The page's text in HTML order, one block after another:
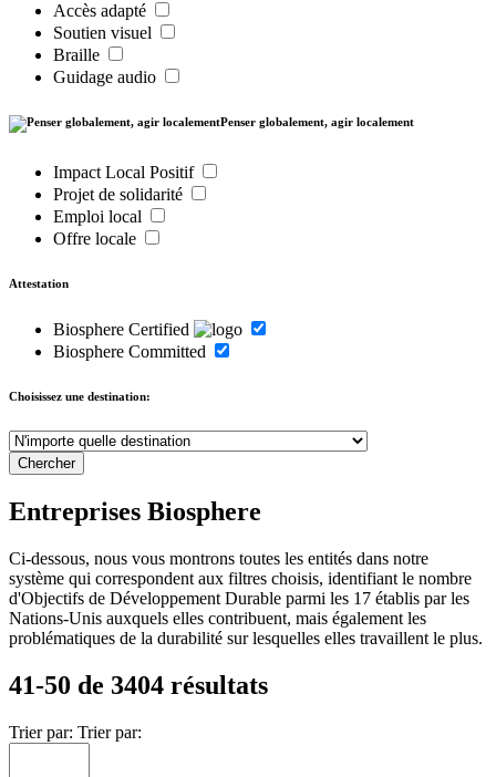
Accès adapté
Soutien visuel
Braille
Guidage audio
Penser globalement, agir localement
Impact Local Positif
Projet de solidarité
Emploi local
Offre locale
Attestation
Biosphere Certified
Biosphere Committed
Choisissez une destination:
Entreprises Biosphere
Ci-dessous, nous vous montrons toutes les entités dans notre
système qui correspondent aux filtres choisis, identifiant le nombre
d'Objectifs de Développement Durable parmi les 17 établis par les
Nations-Unis auxquels elles contribuent, mais également les
problématiques de la durabilité sur lesquelles elles travaillent le plus.
41-50 de 3404 résultats
Trier par: Trier par: